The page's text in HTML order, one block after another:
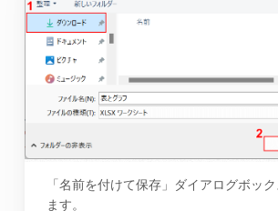
「名前を付けて保存」ダイアログボッ
ます。